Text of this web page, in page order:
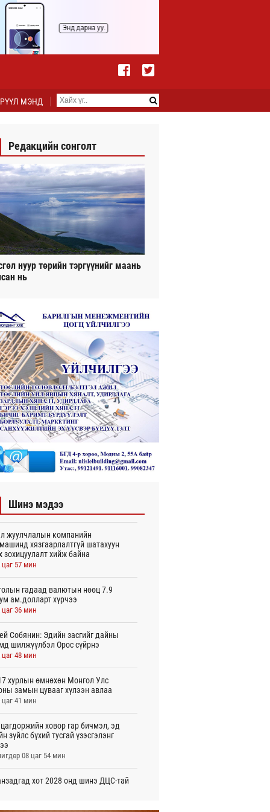
МЭНД
Редакцийн сонголт
нуур төрийн тэргүүнийг маань
нь
Шинэ мэдээ
жуулчлалын компанийн
хязгаарлалтгүй шатахуун
зохицуулалт хийж байна
цаг 57 мин
гадаад валютын нөөц 7.9
ам.долларт хүрчээ
цаг 36 мин
Собянин: Эдийн засгийг дайны
шилжүүлбэл Орос сүйрнэ
цаг 48 мин
хурлын өмнөхөн Монгол Улс
замын цувааг хүлээн авлаа
цаг 41 мин
ховор гар бичмэл, эд
зүйлс бүхий тусгай үзэсгэлэнг
08 цаг 54 мин
хот 2028 онд шинэ ДЦС-тай